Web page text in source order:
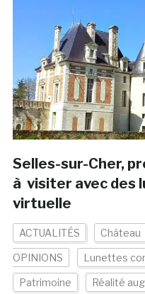
Selles-sur-Cher,
à visiter avec des
virtuelle
ACTUALITÉS Château
OPINIONS Lunettes
Patrimoine Réalité